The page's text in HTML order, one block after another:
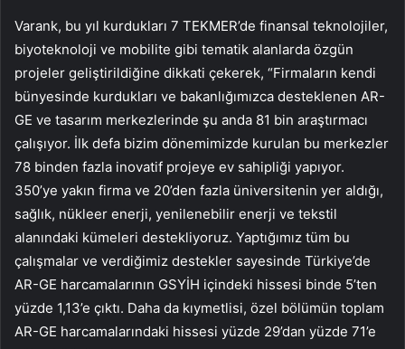
Varank, bu yıl kurdukları 7 TEKMER’de finansal teknolojiler,
biyoteknoloji ve mobilite gibi tematik alanlarda özgün
projeler geliştirildiğine dikkati çekerek, “Firmaların kendi
bünyesinde kurdukları ve bakanlığımızca desteklenen AR-
GE ve tasarım merkezlerinde şu anda 81 bin araştırmacı
çalışıyor. İlk defa bizim dönemimizde kurulan bu merkezler
78 binden fazla inovatif projeye ev sahipliği yapıyor.
350’ye yakın firma ve 20’den fazla üniversitenin yer aldığı,
sağlık, nükleer enerji, yenilenebilir enerji ve tekstil
alanındaki kümeleri destekliyoruz. Yaptığımız tüm bu
çalışmalar ve verdiğimiz destekler sayesinde Türkiye’de
AR-GE harcamalarının GSYİH içindeki hissesi binde 5’ten
yüzde 1,13’e çıktı. Daha da kıymetlisi, özel bölümün toplam
AR-GE harcamalarındaki hissesi yüzde 29’dan yüzde 71’e